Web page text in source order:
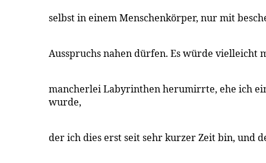
selbst in einem Menschenkörper, nur mit
Ausspruchs nahen dürfen. Es würde vielleicht
mancherlei Labyrinthen herumirrte, ehe ich
wurde,
der ich dies erst seit sehr kurzer Zeit bin, und